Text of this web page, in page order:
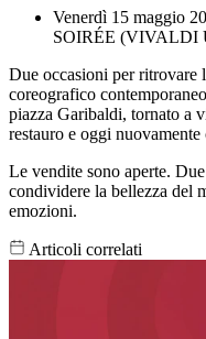
Venerdì 15 maggio
SOIRÉE (VIVALDI
Due occasioni per ritrovare
coreografico
piazza Garibaldi, tornato a
restauro e oggi
Le vendite sono aperte.
condividere la bellezza del
emozioni.
Articoli correlati